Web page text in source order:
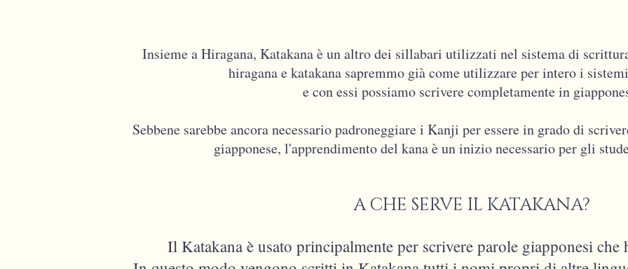
Insieme a Hiragana, Katakana è un altro dei sillabari utilizzati nel sistema di
hiragana e katakana sapremmo già come utilizzare per intero i
e con essi possiamo scrivere completamente in
Sebbene sarebbe ancora necessario padroneggiare i Kanji per essere in grado di
giapponese, l'apprendimento del kana è un inizio necessario per gli
A CHE SERVE IL KATAKANA?
Il Katakana è usato principalmente per scrivere parole giapponesi